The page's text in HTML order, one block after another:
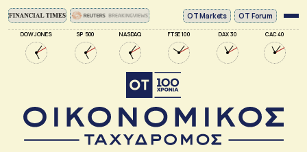
DOW JONES SP 500 NASDAQ FTSE 100 DAX 30 CAC 40
ΟΤ Markets OT Forum